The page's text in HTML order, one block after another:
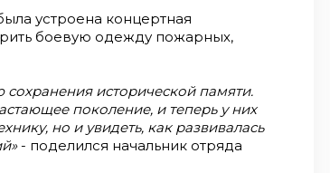
устроена концертная
боевую одежду пожарных,
сохранения исторической памяти.
поколение, и теперь у них
но и увидеть, как развивалась
- поделился начальник отряда